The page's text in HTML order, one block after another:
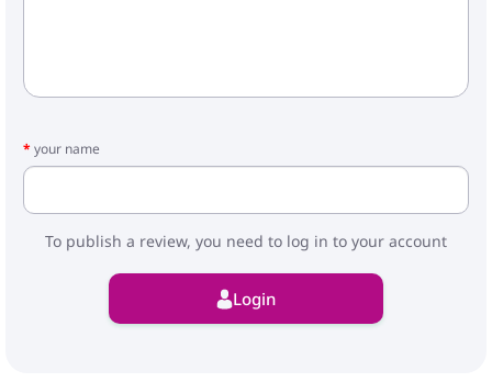
your name
To publish a review, you need to log in to your account
Login